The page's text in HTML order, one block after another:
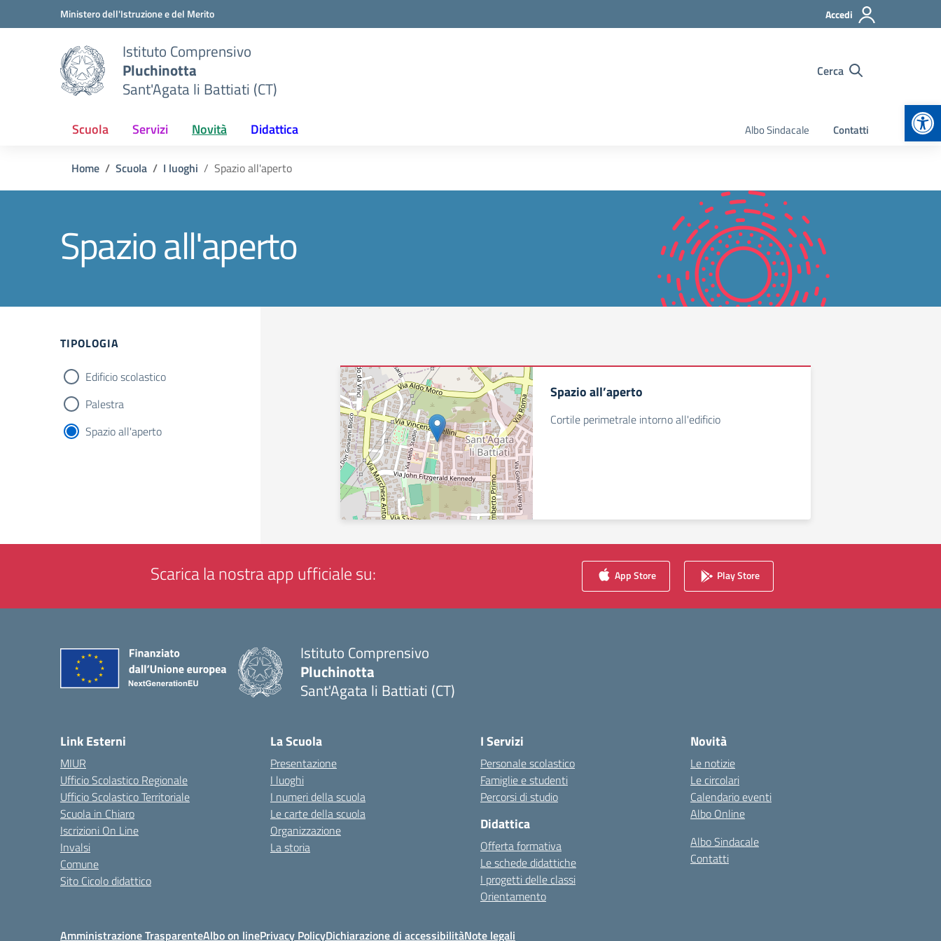
Vai ai contenuti
Vai al menu di navigazioneMinistero dell'Istruzione e del Merito Accedi
Istituto Comprensivo
Pluchinotta
Sant'Agata li Battiati (CT)
Cerca
Scuola Servizi Novità Didattica Albo Sindacale Contatti
Home Scuola I luoghi Spazio all'aperto
Spazio all'aperto
Filtri
TIPOLOGIA
Edificio scolastico
Palestra
Spazio all'aperto
Spazio all’aperto
Cortile perimetrale intorno all'edificio
Scarica la nostra app ufficiale su: App Store Play Store
Istituto Comprensivo
Pluchinotta
Sant'Agata li Battiati (CT)
Link Esterni
MIUR
Ufficio Scolastico Regionale
Ufficio Scolastico Territoriale
Scuola in Chiaro
Iscrizioni On Line
Invalsi
Comune
Sito Cicolo didattico
La Scuola
Presentazione
I luoghi
I numeri della scuola
Le carte della scuola
Organizzazione
La storia
I Servizi
Personale scolastico
Famiglie e studenti
Percorsi di studio
Didattica
Offerta formativa
Le schede didattiche
I progetti delle classi
Orientamento
Novità
Le notizie
Le circolari
Calendario eventi
Albo Online
Albo Sindacale
Contatti
Amministrazione TrasparenteAlbo on linePrivacy PolicyDichiarazione di accessibilitàNote legali